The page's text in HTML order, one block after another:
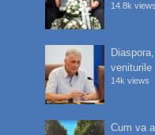
14.8k views
veniturile
14k views
Cum va